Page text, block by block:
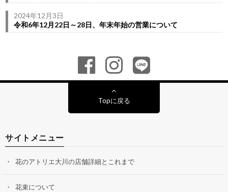
2024年12月3日
令和6年12月22日～28日、年末年始の営業について
Topに戻る
サイトメニュー
花のアトリエ大川の店舗詳細とこれまで
花束について